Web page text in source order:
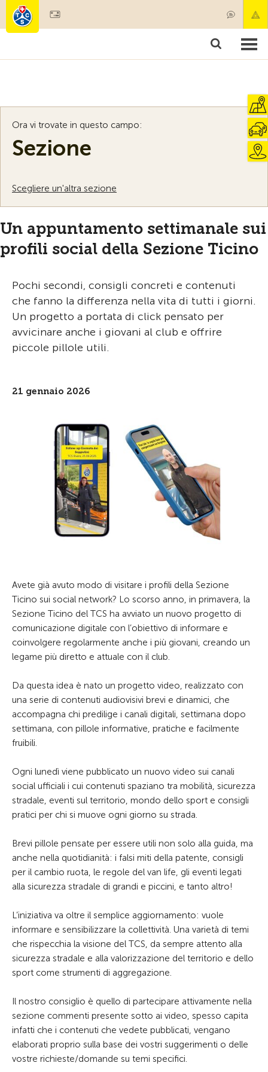
Societariato & prestazioni
Ora vi trovate in questo campo:
Sezione
Scegliere un'altra sezione
Un appuntamento settimanale sui
profili social della Sezione Ticino
Pochi secondi, consigli concreti e contenuti
che fanno la differenza nella vita di tutti i giorni.
Un progetto a portata di click pensato per
avvicinare anche i giovani al club e offrire
piccole pillole utili.
21 gennaio 2026
Avete già avuto modo di visitare i profili della Sezione
Ticino sui social network? Lo scorso anno, in primavera, la
Sezione Ticino del TCS ha avviato un nuovo progetto di
comunicazione digitale con l’obiettivo di informare e
coinvolgere regolarmente anche i più giovani, creando un
legame più diretto e attuale con il club.
Da questa idea è nato un progetto video, realizzato con
una serie di contenuti audiovisivi brevi e dinamici, che
accompagna chi predilige i canali digitali, settimana dopo
settimana, con pillole informative, pratiche e facilmente
fruibili.
Ogni lunedì viene pubblicato un nuovo video sui canali
social ufficiali i cui contenuti spaziano tra mobilità, sicurezza
stradale, eventi sul territorio, mondo dello sport e consigli
pratici per chi si muove ogni giorno su strada.
Brevi pillole pensate per essere utili non solo alla guida, ma
anche nella quotidianità: i falsi miti della patente, consigli
per il cambio ruota, le regole del van life, gli eventi legati
alla sicurezza stradale di grandi e piccini, e tanto altro!
L’iniziativa va oltre il semplice aggiornamento: vuole
informare e sensibilizzare la collettività. Una varietà di temi
che rispecchia la visione del TCS, da sempre attento alla
sicurezza stradale e alla valorizzazione del territorio e dello
sport come strumenti di aggregazione.
Il nostro consiglio è quello di partecipare attivamente nella
sezione commenti presente sotto ai video, spesso capita
infatti che i contenuti che vedete pubblicati, vengano
elaborati proprio sulla base dei vostri suggerimenti o delle
vostre richieste/domande su temi specifici.